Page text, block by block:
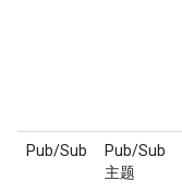
Pub/Sub
Pub/Sub
主题